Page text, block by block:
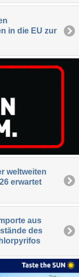
in die EU zur
weltweiten
erwartet
aus
des